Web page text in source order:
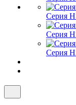
Серия
Серия
Серия